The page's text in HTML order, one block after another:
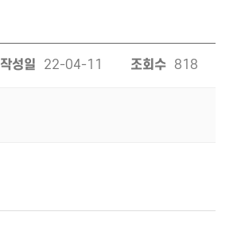
작성일 22-04-11 조회수 818